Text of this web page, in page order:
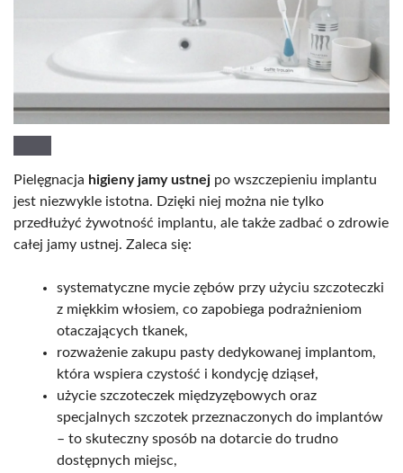
Pielęgnacja higieny jamy ustnej po wszczepieniu implantu
jest niezwykle istotna. Dzięki niej można nie tylko
przedłużyć żywotność implantu, ale także zadbać o zdrowie
całej jamy ustnej. Zaleca się:
systematyczne mycie zębów przy użyciu szczoteczki
z miękkim włosiem, co zapobiega podrażnieniom
otaczających tkanek,
rozważenie zakupu pasty dedykowanej implantom,
która wspiera czystość i kondycję dziąseł,
użycie szczoteczek międzyzębowych oraz
specjalnych szczotek przeznaczonych do implantów
– to skuteczny sposób na dotarcie do trudno
dostępnych miejsc,